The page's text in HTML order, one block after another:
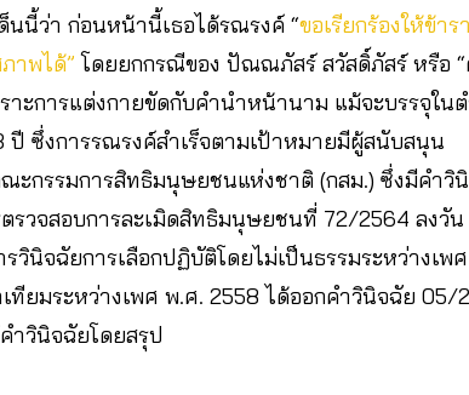
นนี้ว่า ก่อนหน้านี้เธอได้รณรงค์ “ขอเรียกร้องให้ข้า
าพได้” โดยยกกรณีของ ปัณณภัสร์ สวัสดิ์ภัสร์ หรือ “
าะการแต่งกายขัดกับคำนำหน้านาม แม้จะบรรจุใน
ปี ซึ่งการรณรงค์สำเร็จตามเป้าหมายมีผู้สนับสนุน
ะกรรมการสิทธิมนุษยชนแห่งชาติ (กสม.) ซึ่งมีคำวิ
รวจสอบการละเมิดสิทธิมนุษยชนที่ 72/2564 ลงวัน
นิจฉัยการเลือกปฏิบัติโดยไม่เป็นธรรมระหว่างเพ
เทียมระหว่างเพศ พ.ศ. 2558 ได้ออกคำวินิจฉัย 05/
ำวินิจฉัยโดยสรุป